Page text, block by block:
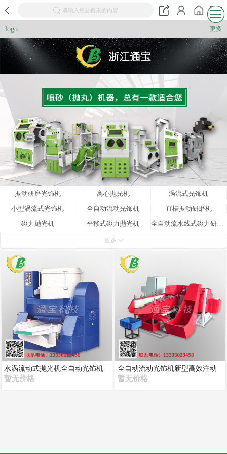
请输入您要搜索的内容
logo 更多
振动研磨光饰机 离心抛光机
涡流式光饰机
小型涡流式光饰机
全自动流动光饰机
直槽振动研磨机
磁力抛光机
平移式磁力抛光机
全自动流水线式磁力研磨机
滚桶研磨抛光机
更多
水涡流动式抛光机全自动光饰机
厂家
暂无价格
全自动流动光饰机新型高效注动
式设备
暂无价格